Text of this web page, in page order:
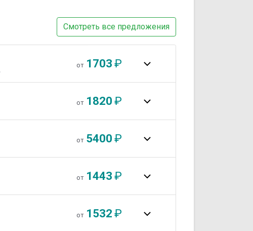
Смотреть все предложения
от 1703₽
от 1820₽
от 5400₽
от 1443₽
от 1532₽